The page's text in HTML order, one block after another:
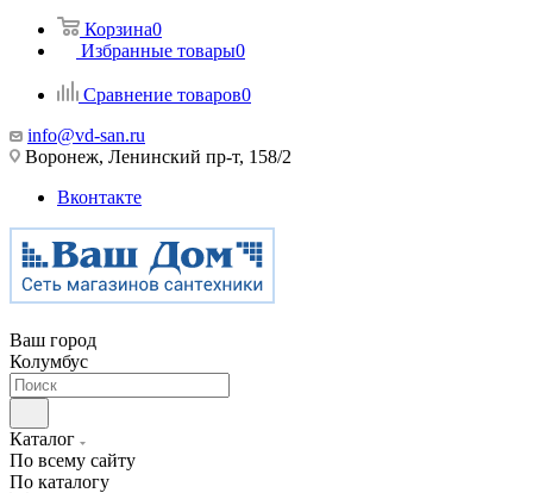
Корзина0
Избранные товары0
Сравнение товаров0
info@vd-san.ru
Воронеж, Ленинский пр-т, 158/2
Вконтакте
Ваш город
Колумбус
Каталог
По всему сайту
По каталогу